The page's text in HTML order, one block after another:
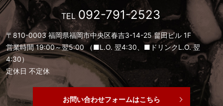
TEL092-791-2523
〒810-0003 福岡県福岡市中央区春吉3-14-25 畠田ビル 1F
営業時間 19:00～翌5:00 （■L.O. 翌4:30、■ドリンクL.O. 翌
4:30）
定休日 不定休
お問い合わせフォームはこちら